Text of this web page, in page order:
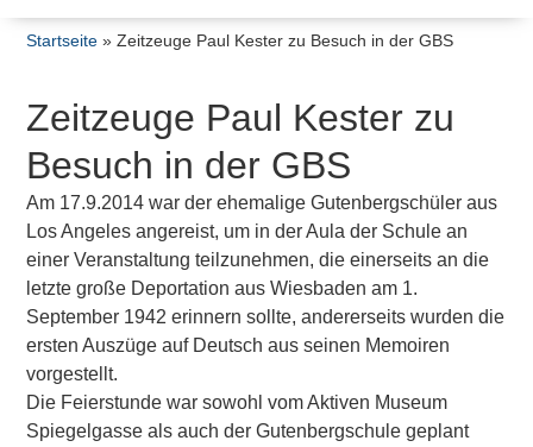
Startseite »Zeitzeuge Paul Kester zu Besuch in der GBS
Zeitzeuge Paul Kester zu
Besuch in der GBS
Am 17.9.2014 war der ehemalige Gutenbergschüler aus
Los Angeles angereist, um in der Aula der Schule an
einer Veranstaltung teilzunehmen, die einerseits an die
letzte große Deportation aus Wiesbaden am 1.
September 1942 erinnern sollte, andererseits wurden die
ersten Auszüge auf Deutsch aus seinen Memoiren
vorgestellt.
Die Feierstunde war sowohl vom Aktiven Museum
Spiegelgasse als auch der Gutenbergschule geplant